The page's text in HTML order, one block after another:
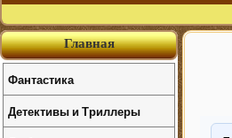
Главная
Фантастика
Детективы и Триллеры